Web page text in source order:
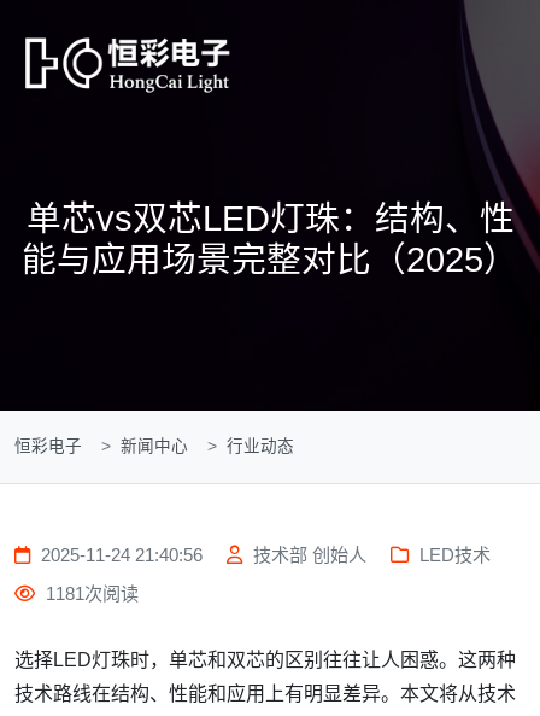
单芯vs双芯LED灯珠：结构、性
能与应用场景完整对比（2025）
恒彩电子 新闻中心 行业动态
2025-11-24 21:40:56 技术部 创始人
LED技术
1181次阅读
选择LED灯珠时，单芯和双芯的区别往往让人困惑。这两种
技术路线在结构、性能和应用上有明显差异。本文将从技术